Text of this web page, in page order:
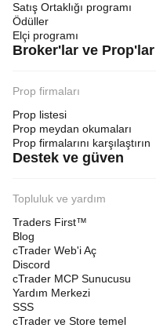
Satış Ortaklığı programı
Ödüller
Elçi programı
Broker'lar ve Prop'lar
Prop firmaları
Prop listesi
Prop meydan okumaları
Prop firmalarını karşılaştırın
Destek ve güven
Topluluk ve yardım
Traders First™
Blog
cTrader Web'i Aç
Discord
cTrader MCP Sunucusu
Yardım Merkezi
SSS
cTrader ve Store temel